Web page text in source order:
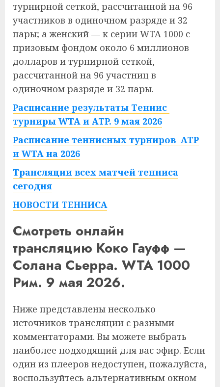
турнирной сеткой, рассчитанной на 96
участников в одиночном разряде и 32
пары; а женский — к серии WTA 1000 с
призовым фондом около 6 миллионов
долларов и турнирной сеткой,
рассчитанной на 96 участниц в
одиночном разряде и 32 пары.
Расписание результаты Теннис
турниры WTA и ATP. 9 мая 2026
Расписание теннисных турниров ATP
и WTA на 2026
Трансляции всех матчей тенниса
сегодня
НОВОСТИ ТЕННИСА
Смотреть онлайн
трансляцию Коко Гауфф —
Солана Сьерра. WTA 1000
Рим. 9 мая 2026.
Ниже представлены несколько
источников трансляции с разными
комментаторами. Вы можете выбрать
наиболее подходящий для вас эфир. Если
один из плееров недоступен, пожалуйста,
воспользуйтесь альтернативным окном